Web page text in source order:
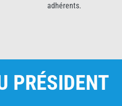
adhérents.
PRÉSIDENT